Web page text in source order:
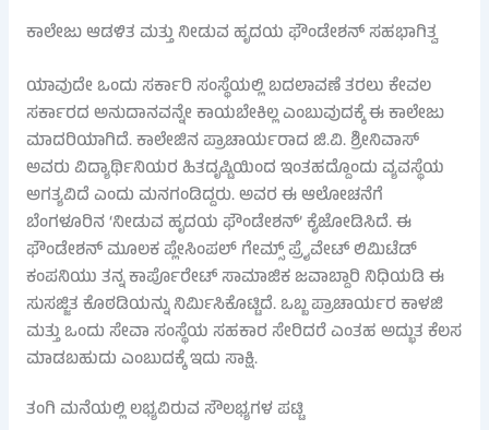
ಕಾಲೇಜು ಆಡಳಿತ ಮತ್ತು ನೀಡುವ ಹೃದಯ ಫೌಂಡೇಶನ್ ಸಹಭಾಗಿತ್ವ
ಯಾವುದೇ ಒಂದು ಸರ್ಕಾರಿ ಸಂಸ್ಥೆಯಲ್ಲಿ ಬದಲಾವಣೆ ತರಲು ಕೇವಲ
ಸರ್ಕಾರದ ಅನುದಾನವನ್ನೇ ಕಾಯಬೇಕಿಲ್ಲ ಎಂಬುವುದಕ್ಕೆ ಈ ಕಾಲೇಜು
ಮಾದರಿಯಾಗಿದೆ. ಕಾಲೇಜಿನ ಪ್ರಾಚಾರ್ಯರಾದ ಜಿ.ವಿ. ಶ್ರೀನಿವಾಸ್
ಅವರು ವಿದ್ಯಾರ್ಥಿನಿಯರ ಹಿತದೃಷ್ಟಿಯಿಂದ ಇಂತಹದ್ದೊಂದು ವ್ಯವಸ್ಥೆಯ
ಅಗತ್ಯವಿದೆ ಎಂದು ಮನಗಂಡಿದ್ದರು. ಅವರ ಈ ಆಲೋಚನೆಗೆ
ಬೆಂಗಳೂರಿನ ‘ನೀಡುವ ಹೃದಯ ಫೌಂಡೇಶನ್’ ಕೈಜೋಡಿಸಿದೆ. ಈ
ಫೌಂಡೇಶನ್ ಮೂಲಕ ಪ್ಲೇಸಿಂಪಲ್ ಗೇಮ್ಸ್ ಪ್ರೈವೇಟ್ ಲಿಮಿಟೆಡ್
ಕಂಪನಿಯು ತನ್ನ ಕಾರ್ಪೊರೇಟ್ ಸಾಮಾಜಿಕ ಜವಾಬ್ದಾರಿ ನಿಧಿಯಡಿ ಈ
ಸುಸಜ್ಜಿತ ಕೊಠಡಿಯನ್ನು ನಿರ್ಮಿಸಿಕೊಟ್ಟಿದೆ. ಒಬ್ಬ ಪ್ರಾಚಾರ್ಯರ ಕಾಳಜಿ
ಮತ್ತು ಒಂದು ಸೇವಾ ಸಂಸ್ಥೆಯ ಸಹಕಾರ ಸೇರಿದರೆ ಎಂತಹ ಅದ್ಭುತ ಕೆಲಸ
ಮಾಡಬಹುದು ಎಂಬುದಕ್ಕೆ ಇದು ಸಾಕ್ಷಿ.
ತಂಗಿ ಮನೆಯಲ್ಲಿ ಲಭ್ಯವಿರುವ ಸೌಲಭ್ಯಗಳ ಪಟ್ಟಿ